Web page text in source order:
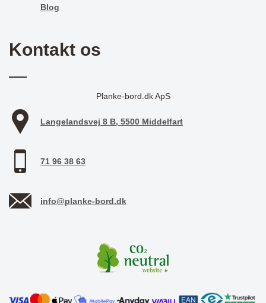
Blog
Kontakt os
Planke-bord.dk ApS
Langelandsvej 8 B, 5500 Middelfart
71 96 38 63
info@planke-bord.dk